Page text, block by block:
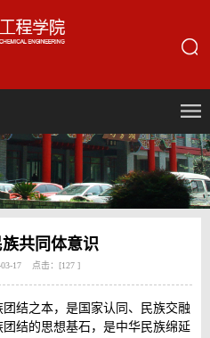
共同体意识
03-17 点击：[127 ]
结之本，是国家认同、民族交融
结的思想基石，是中华民族绵延